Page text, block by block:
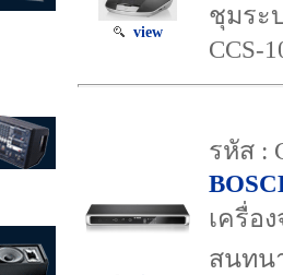
view
ชุมระ
CCS-
รหัส :
เครื่อ
สนทน